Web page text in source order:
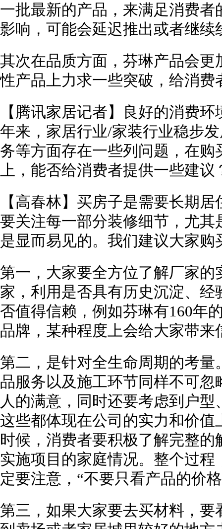
一批最新的产品，来满足消费
影响，可能会延迟推出或者继续
其次在品质方面，芬琳产品会
性产品上力求一些突破，给消费
【腾讯家居记者】良好的消费
年来，家居行业/家装行业稳步
务等方面存在一些列问题，在
上，能否给消费者提供一些建议
【高春林】买房子是需要长期
要关注每一部分装修细节，尤
是显而易见的。我们建议大家
第一，大家要全方位了解厂家
家，利用是否具有历史沉淀、
否值得信赖，例如芬琳有160年
品牌，某种程度上会给大家带来
第二，是针对全生命周期的考
品服务以及施工环节同样不可
人的满意，同时还要考虑到户
这些都体现在公司的实力和价
时候，消费者要积极了解完整
实施项目的家庭情况。整个过
定要注意，“不要只看产品的价
第三，如果大家要去买材料，